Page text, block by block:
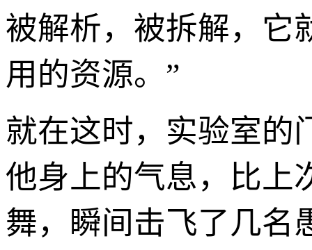
被解析，被拆解，
用的资源。”
就在这时，实验室的
他身上的气息，比上
舞，瞬间击飞了几名